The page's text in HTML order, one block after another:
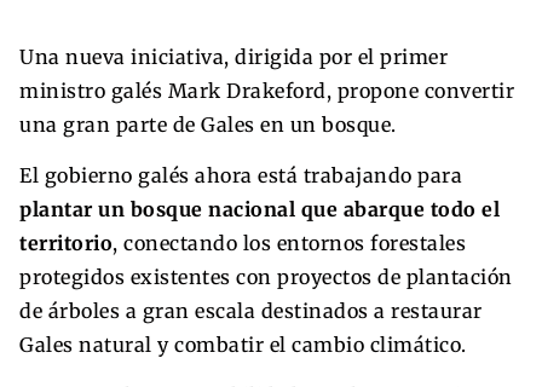
Una nueva iniciativa, dirigida por el primer
ministro galés Mark Drakeford, propone convertir
una gran parte de Gales en un bosque.
El gobierno galés ahora está trabajando para
plantar un bosque nacional que abarque todo el
territorio, conectando los entornos forestales
protegidos existentes con proyectos de plantación
de árboles a gran escala destinados a restaurar
Gales natural y combatir el cambio climático.